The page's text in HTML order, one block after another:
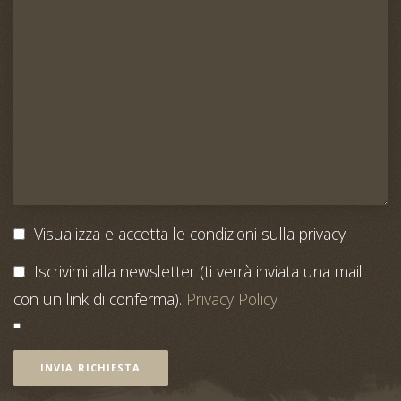
Visualizza e accetta le condizioni sulla privacy
Iscrivimi alla newsletter (ti verrà inviata una mail
con un link di conferma). Privacy Policy
INVIA RICHIESTA